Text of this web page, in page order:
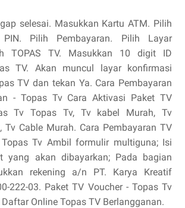
selesai. Masukkan Kartu ATM. Pilih
Pilih Pembayaran. Pilih Layar
TOPAS TV. Masukkan 10 digit ID
TV. Akan muncul layar konfirmasi
TV dan tekan Ya. Cara Pembayaran
- Topas Tv Cara Aktivasi Paket TV
Tv Topas Tv, Tv kabel Murah, Tv
Tv Cable Murah. Cara Pembayaran TV
Topas Tv Ambil formulir multiguna; Isi
yang akan dibayarkan; Pada bagian
rekening a/n PT. Karya Kreatif
222-03. Paket TV Voucher - Topas Tv
Online Topas TV Berlangganan.